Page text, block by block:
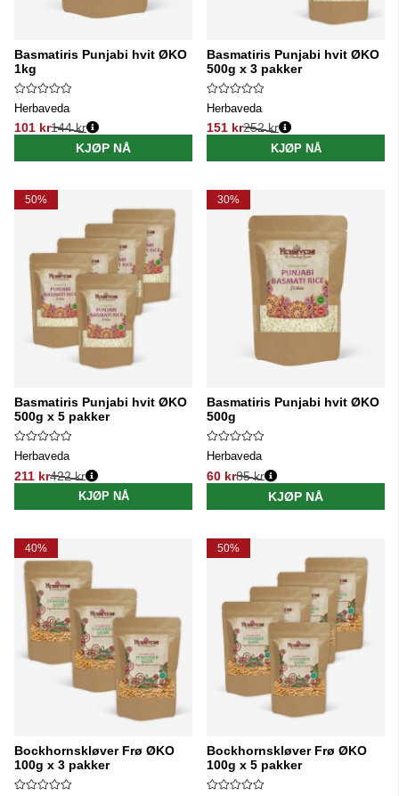
Basmatiris Punjabi hvit ØKO
1kg
Herbaveda
101 kr
Vanlig pris:
144 kr
KJØP NÅ
Basmatiris Punjabi hvit ØKO
500g x 3 pakker
Herbaveda
151 kr
Vanlig pris:
252 kr
KJØP NÅ
50%
Basmatiris Punjabi hvit ØKO
500g x 5 pakker
Herbaveda
211 kr
Vanlig pris:
422 kr
KJØP NÅ
30%
Basmatiris Punjabi hvit ØKO
500g
Herbaveda
60 kr
Vanlig pris:
85 kr
KJØP NÅ
40%
Bockhornskløver Frø ØKO
100g x 3 pakker
50%
Bockhornskløver Frø ØKO
100g x 5 pakker